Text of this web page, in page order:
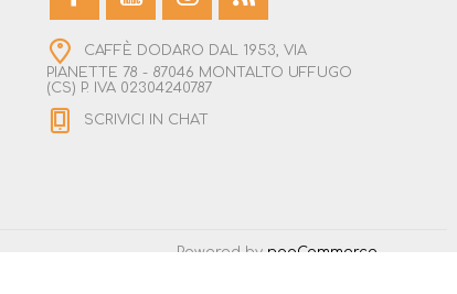
CAFFÈ DODARO DAL 1953, VIA
PIANETTE 78 - 87046 MONTALTO UFFUGO
(CS) P. IVA 02304240787
SCRIVICI IN CHAT
Powered by nopCommerce